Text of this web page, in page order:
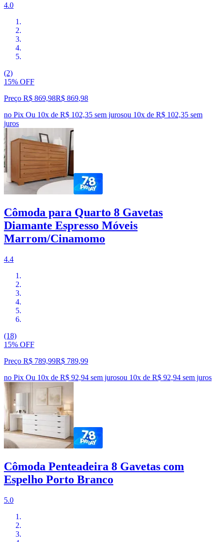
4.0
(2)
15% OFF
Preço R$ 869,98R$ 869,98
no Pix Ou 10x de R$ 102,35 sem jurosou 10x de R$ 102,35 sem
juros
Cômoda para Quarto 8 Gavetas
Diamante Espresso Móveis
Marrom/Cinamomo
4.4
(18)
15% OFF
Preço R$ 789,99R$ 789,99
no Pix Ou 10x de R$ 92,94 sem jurosou 10x de R$ 92,94 sem juros
Cômoda Penteadeira 8 Gavetas com
Espelho Porto Branco
5.0